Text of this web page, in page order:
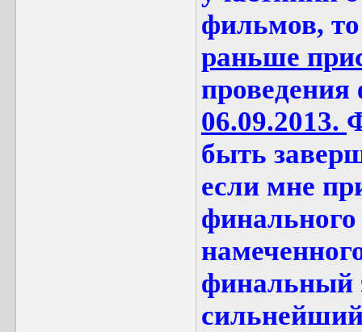
фильмов, то
раньше
06.09.2013.
быть
если мне
финальный